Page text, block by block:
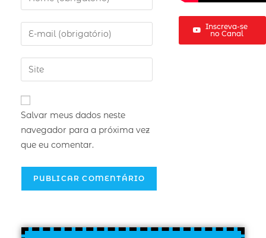
Salvar meus dados neste
navegador para a próxima vez
que eu comentar.
Inscreva-se
no Canal